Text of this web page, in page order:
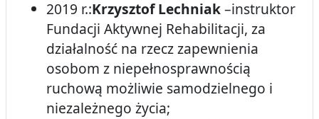
2019 r.:Krzysztof Lechniak–instruktor
Fundacji Aktywnej Rehabilitacji, za
działalność na rzecz zapewnienia
osobom z niepełnosprawnością
ruchową możliwie samodzielnego i
niezależnego życia;